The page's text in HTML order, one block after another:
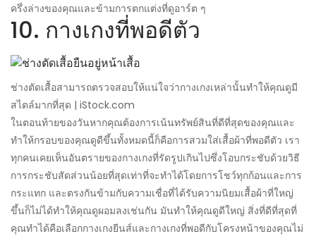
ครึ่งล่างของคุณและข้ามการตกแต่งที่ดูอาร์ต ๆ
10. กางเกงที่พอดีตัว
ช่างตัดเสื้อสามารถตรวจสอบให้แน่ใจว่ากางเกงเหล่านั้นทำให้คุณดูมี
สไตล์มากที่สุด | iStock.com
ในตอนท้ายของวันหากคุณต้องการเน้นทรัพย์สินที่ดีที่สุดของคุณและ
ทำให้กรอบของคุณดูดีขึ้นทั้งหมดนี้ก็คือการสวมใส่เสื้อผ้าที่พอดีตัว เรา
ทุกคนเคยเห็นอันตรายของกางเกงที่รัดรูปเกินไปซึ่งโอบกระชับด้วยวิธี
การกระชับสัดส่วนน้อยที่สุดเท่าที่จะทำได้โดยการโชว์ทุกก้อนและการ
กระแทก และตรงกันข้ามกับความเชื่อที่ได้รับความนิยมเสื้อผ้าที่ใหญ่
ขึ้นก็ไม่ได้ทำให้คุณดูผอมลงเช่นกัน มันทำให้คุณดูดีใหญ่ สิ่งที่ดีที่สุดที่
คุณทำได้คือเลือกกางเกงยีนส์และกางเกงที่พอดีกับโครงหน้าของคุณไม่